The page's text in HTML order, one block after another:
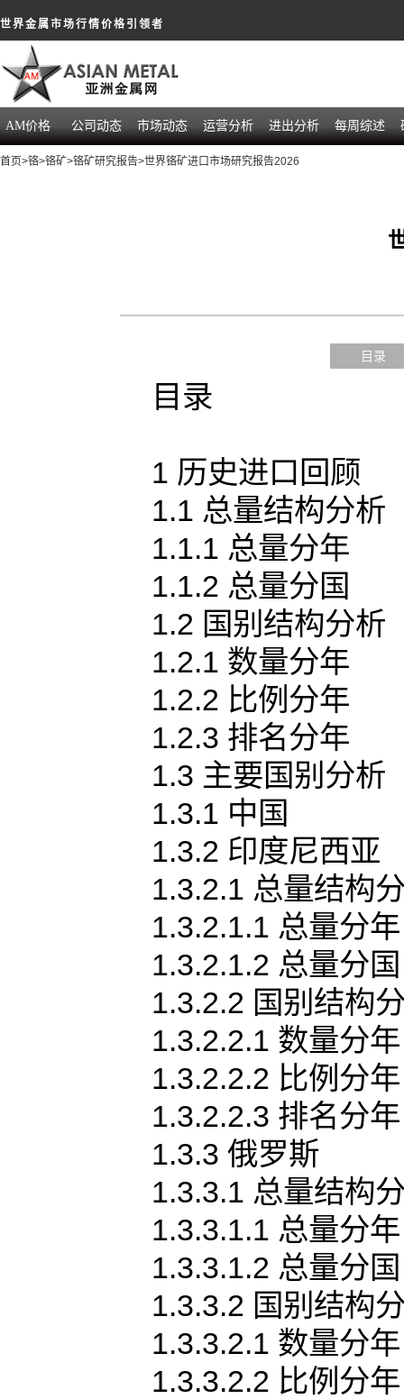
世界金属市场行情价格引领者
AM价格 公司动态 市场动态 运营分析 进出分析 每周综述
首页>铬>铬矿>铬矿研究报告>世界铬矿进口市场研究报告2026
目录
目录
1 历史进口回顾
1.1 总量结构分析
1.1.1 总量分年
1.1.2 总量分国
1.2 国别结构分析
1.2.1 数量分年
1.2.2 比例分年
1.2.3 排名分年
1.3 主要国别分析
1.3.1 中国
1.3.2 印度尼西亚
1.3.2.1 总量结构
1.3.2.1.1 总量分年
1.3.2.1.2 总量分国
1.3.2.2 国别结构
1.3.2.2.1 数量分年
1.3.2.2.2 比例分年
1.3.2.2.3 排名分年
1.3.3 俄罗斯
1.3.3.1 总量结构
1.3.3.1.1 总量分年
1.3.3.1.2 总量分国
1.3.3.2 国别结构
1.3.3.2.1 数量分年
1.3.3.2.2 比例分年